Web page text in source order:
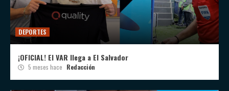
DEPORTES
¡OFICIAL! El VAR llega a El Salvador
5 meses hace Redacción